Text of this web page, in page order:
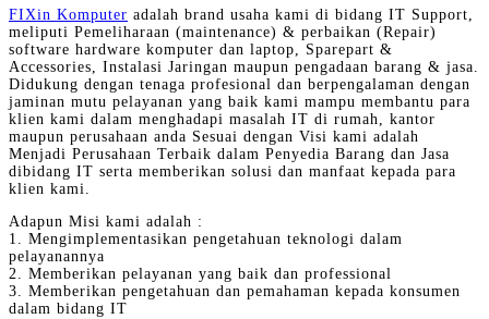
FIXin Komputer adalah brand usaha kami di bidang IT Support,
meliputi Pemeliharaan (maintenance) & perbaikan (Repair)
software hardware komputer dan laptop, Sparepart &
Accessories, Instalasi Jaringan maupun pengadaan barang & jasa.
Didukung dengan tenaga profesional dan berpengalaman dengan
jaminan mutu pelayanan yang baik kami mampu membantu para
klien kami dalam menghadapi masalah IT di rumah, kantor
maupun perusahaan anda Sesuai dengan Visi kami adalah
Menjadi Perusahaan Terbaik dalam Penyedia Barang dan Jasa
dibidang IT serta memberikan solusi dan manfaat kepada para
klien kami.
Adapun Misi kami adalah :
1. Mengimplementasikan pengetahuan teknologi dalam
pelayanannya
2. Memberikan pelayanan yang baik dan professional
3. Memberikan pengetahuan dan pemahaman kepada konsumen
dalam bidang IT